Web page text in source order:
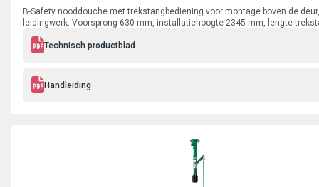
B-Safety nooddouche met trekstangbediening voor montage boven de
leidingwerk. Voorsprong 630 mm, installatiehoogte 2345 mm, lengte
aansluiting 3/4" binnendraad.
Technisch productblad
Handleiding